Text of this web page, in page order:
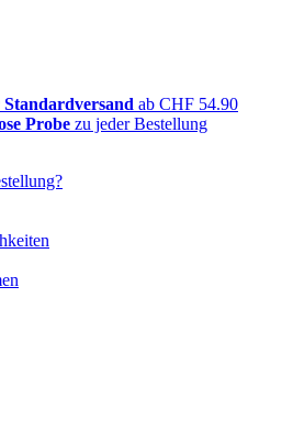
Standardversand ab CHF 54.90
Probe zu jeder Bestellung